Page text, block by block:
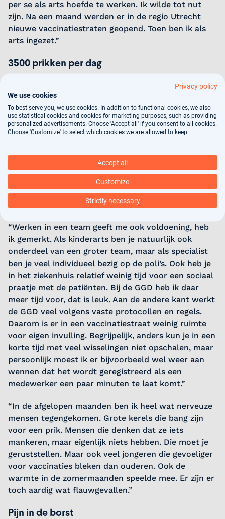
per se als arts hoefde te werken. Ik wilde tot nut
zijn. Na een maand werden er in de regio Utrecht
nieuwe vaccinatiestraten geopend. Toen ben ik als
arts ingezet.”
3500 prikken per dag
vaccinatiestraten. Het was de periode dat de vaccins
nog mondjesmaat geleverd werden. Toen die
leveringen eenmaal op gang kwamen werd het snel
drukker. “Op een gegeven moment deden we wel
team een hele dag razend druk. Ik werk in principe
één dag, maar in die periode heb ik ook twee of drie
dagen gewerkt. Thuis zat ik midden in een
verbouwing, dus rustig thuis een boek lezen zat er
toch niet in. Dan kan ik me beter nuttig maken.”
“Werken in een team geeft me ook voldoening, heb
ik gemerkt. Als kinderarts ben je natuurlijk ook
onderdeel van een groter team, maar als specialist
ben je veel individueel bezig op de poli’s. Ook heb je
in het ziekenhuis relatief weinig tijd voor een sociaal
praatje met de patiënten. Bij de GGD heb ik daar
meer tijd voor, dat is leuk. Aan de andere kant werkt
de GGD veel volgens vaste protocollen en regels.
Daarom is er in een vaccinatiestraat weinig ruimte
voor eigen invulling. Begrijpelijk, anders kun je in een
korte tijd met veel wisselingen niet opschalen, maar
persoonlijk moest ik er bijvoorbeeld wel weer aan
wennen dat het wordt geregistreerd als een
medewerker een paar minuten te laat komt.”
“In de afgelopen maanden ben ik heel wat nerveuze
mensen tegengekomen. Grote kerels die bang zijn
voor een prik. Mensen die denken dat ze iets
mankeren, maar eigenlijk niets hebben. Die moet je
geruststellen. Maar ook veel jongeren die gevoeliger
voor vaccinaties bleken dan ouderen. Ook de
warmte in de zomermaanden speelde mee. Er zijn er
toch aardig wat flauwgevallen.”
Pijn in de borst
Privacy policy
We use cookies
To best serve you, we use cookies. In addition to functional cookies, we also
use statistical cookies and cookies for marketing purposes, such as providing
personalized advertisements. Choose 'Accept all' if you consent to all cookies.
Choose 'Customize' to select which cookies we are allowed to keep.
Accept all
Customize
Strictly necessary